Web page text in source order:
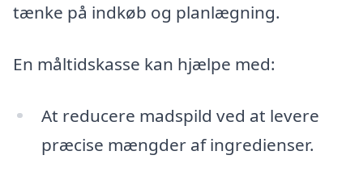
tænke på indkøb og planlægning.
En måltidskasse kan hjælpe med:
At reducere madspild ved at levere
præcise mængder af ingredienser.